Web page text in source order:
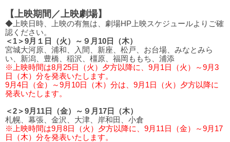
【上映期間／上映劇場】
◆上映日時、上映の有無は、劇場HP上映スケジュールよりご確
認ください。
＜1＞9月１日（火）～９月10日（木）
宮城大河原、浦和、入間、新座、松戸、お台場、みなとみら
い、新潟、豊橋、稲沢、橿原、福岡ももち、浦添
※上映時間は8月25日（火）夕方以降に、9月1日（火）～9月3
日（木）分を発表いたします。
9月4日（金）～9月10日（木）分は、9月1日（火）夕方以降に
発表いたします。
＜2＞9月11日（金）～９月17日（木）
札幌、幕張、金沢、大津、岸和田、小倉
※上映時間は9月8日（火）夕方以降に、9月11日（金）～9月17
日（木）分を発表いたします。